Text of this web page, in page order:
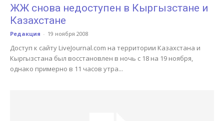
ЖЖ снова недоступен в Кыргызстане и
Казахстане
Редакция - 19 ноября 2008
Доступ к сайту LiveJournal.com на территории Казахстана и
Кыргызстана был восстановлен в ночь с 18 на 19 ноября,
однако примерно в 11 часов утра...